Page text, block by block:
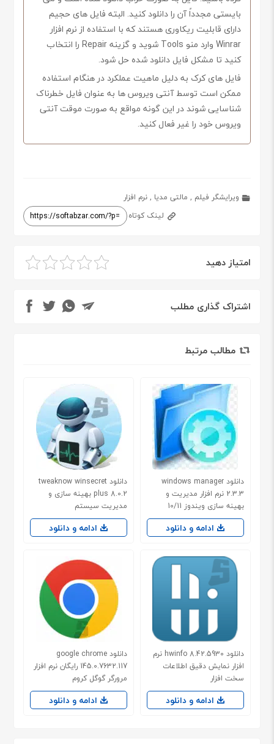
بایستی مجدداً آن را دانلود کنید. البته فایل های حجیم
دارای قابلیت ریکاوری هستند که با استفاده از نرم افزار
Winrar وارد منو Tools شوید و گزینه Repair را انتخاب
کنید تا مشکل فایل دانلود شده حل شود.
فایل های کرک به دلیل ماهیت عملکرد در هنگام استفاده
ممکن است توسط آنتی ویروس ها به عنوان فایل خطرناک
شناسایی شوند در این گونه مواقع به صورت موقت آنتی
ویروس خود را غیر فعال کنید.
ویرایشگر فیلم , مالتی مدیا ,نرم افزار
لینک کوتاه
امتیاز دهید
اشتراک گذاری مطلب
مطالب مرتبط
دانلود windows manager
2.3.3 نرم افزار مدیریت و
بهینه سازی ویندوز 10/11
ادامه و دانلود
دانلود tweaknow winsecret
plus 8.0.2 بهینه سازی و
مدیریت سیستم
ادامه و دانلود
دانلود hwinfo 8.42.5930 نرم
افزار نمایش دقیق اطلاعات
سخت افزار
ادامه و دانلود
دانلود google chrome
145.0.7632.117 رایگان نرم افزار
مرورگر گوگل کروم
ادامه و دانلود